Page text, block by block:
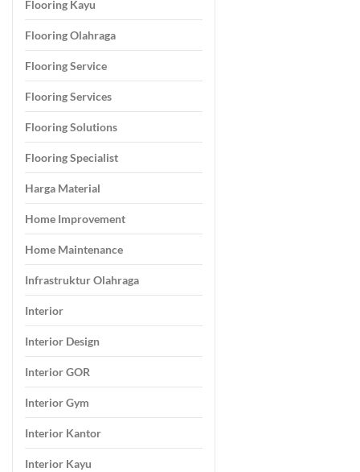
Flooring Kayu
Flooring Olahraga
Flooring Service
Flooring Services
Flooring Solutions
Flooring Specialist
Harga Material
Home Improvement
Home Maintenance
Infrastruktur Olahraga
Interior
Interior Design
Interior GOR
Interior Gym
Interior Kantor
Interior Kayu